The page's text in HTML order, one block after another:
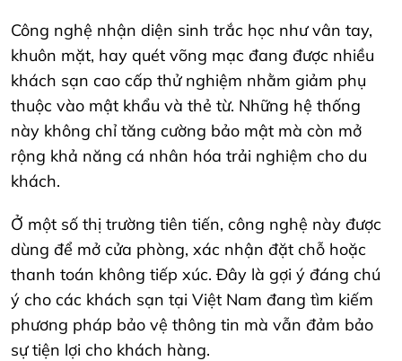
Công nghệ nhận diện sinh trắc học như vân tay,
khuôn mặt, hay quét võng mạc đang được nhiều
khách sạn cao cấp thử nghiệm nhằm giảm phụ
thuộc vào mật khẩu và thẻ từ. Những hệ thống
này không chỉ tăng cường bảo mật mà còn mở
rộng khả năng cá nhân hóa trải nghiệm cho du
khách.
Ở một số thị trường tiên tiến, công nghệ này được
dùng để mở cửa phòng, xác nhận đặt chỗ hoặc
thanh toán không tiếp xúc. Đây là gợi ý đáng chú
ý cho các khách sạn tại Việt Nam đang tìm kiếm
phương pháp bảo vệ thông tin mà vẫn đảm bảo
sự tiện lợi cho khách hàng.